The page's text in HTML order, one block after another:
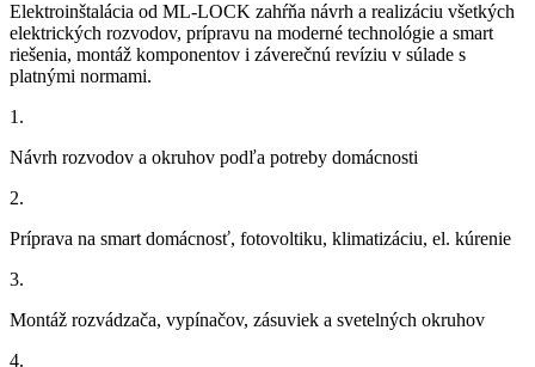
Elektroinštalácia od ML-LOCK zahŕňa návrh a realizáciu všetkých
elektrických rozvodov, prípravu na moderné technológie a smart
riešenia, montáž komponentov i záverečnú revíziu v súlade s
platnými normami.
1.
Návrh rozvodov a okruhov podľa potreby domácnosti
2.
Príprava na smart domácnosť, fotovoltiku, klimatizáciu, el. kúrenie
3.
Montáž rozvádzača, vypínačov, zásuviek a svetelných okruhov
4.